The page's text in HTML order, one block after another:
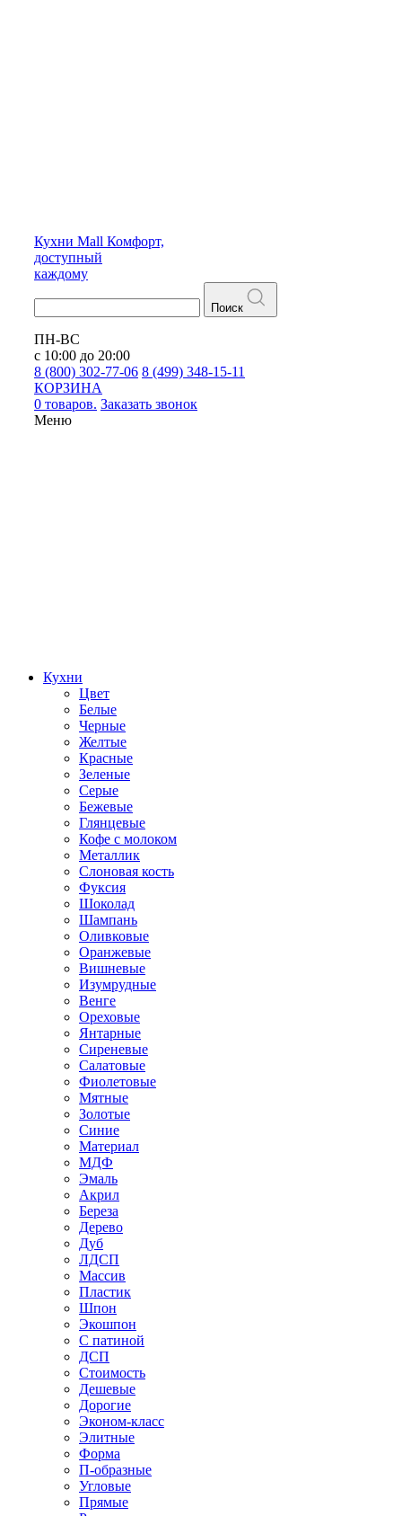
Кухни Mall Комфорт,
доступный
каждому
Поиск
ПН-ВС
с 10:00 до 20:00
8 (800) 302-77-06 8 (499) 348-15-11
КОРЗИНА
0 товаров. Заказать звонок
Меню
Кухни
Цвет
Белые
Черные
Желтые
Красные
Зеленые
Серые
Бежевые
Глянцевые
Кофе с молоком
Металлик
Слоновая кость
Фуксия
Шоколад
Шампань
Оливковые
Оранжевые
Вишневые
Изумрудные
Венге
Ореховые
Янтарные
Сиреневые
Салатовые
Фиолетовые
Мятные
Золотые
Синие
Материал
МДФ
Эмаль
Акрил
Береза
Дерево
Дуб
ЛДСП
Массив
Пластик
Шпон
Экошпон
С патиной
ДСП
Стоимость
Дешевые
Дорогие
Эконом-класс
Элитные
Форма
П-образные
Угловые
Прямые